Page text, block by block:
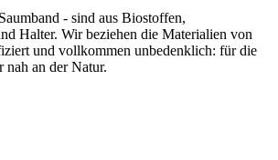
- sind aus Biostoffen,
Halter. Wir beziehen die Materialien von
und vollkommen unbedenklich: für die
an der Natur.